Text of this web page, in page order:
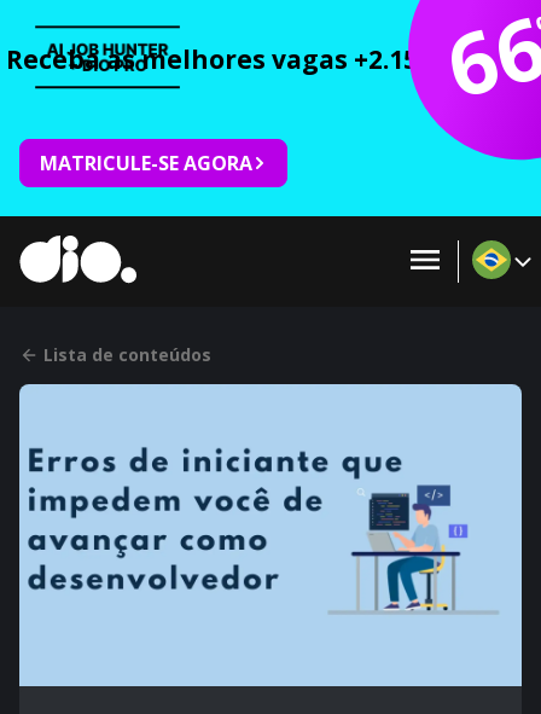
Receba as melhores vagas +2.150 cursos
MATRICULE-SE AGORA
Lista de conteúdos